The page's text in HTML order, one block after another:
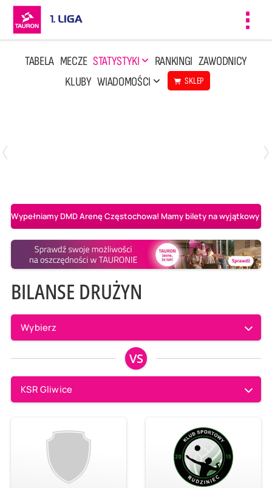
TABELA MECZE STATYSTYKI RANKINGI ZAWODNICY
KLUBY WIADOMOŚCI SKLEP
Wypełniamy DMD Arenę Częstochowa! Mamy bilety na wyjątkowy
BILANSE DRUŻYN
Wybierz
VS
KSR Gliwice